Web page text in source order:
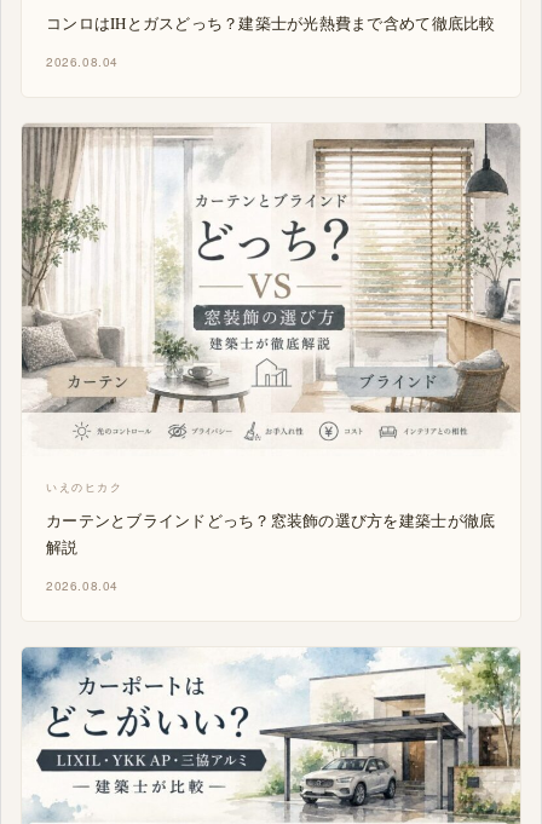
コンロはIHとガスどっち？建築士が光熱費まで含めて徹底比較
2026.08.04
いえのヒカク
カーテンとブラインドどっち？窓装飾の選び方を建築士が徹底
解説
2026.08.04